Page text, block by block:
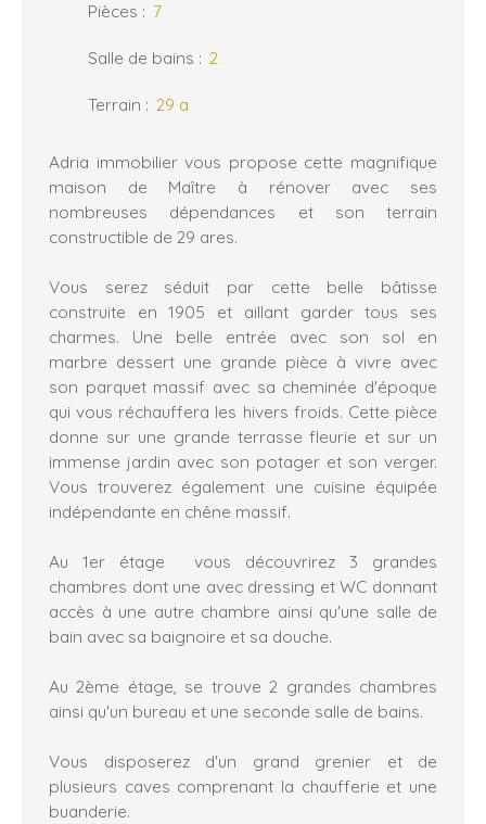
Pièces : 7
Salle de bains : 2
Terrain : 29 a
Adria immobilier vous propose cette magnifique
maison de Maître à rénover avec ses
nombreuses dépendances et son terrain
constructible de 29 ares.
Vous serez séduit par cette belle bâtisse
construite en 1905 et aillant garder tous ses
charmes. Une belle entrée avec son sol en
marbre dessert une grande pièce à vivre avec
son parquet massif avec sa cheminée d'époque
qui vous réchauffera les hivers froids. Cette pièce
donne sur une grande terrasse fleurie et sur un
immense jardin avec son potager et son verger.
Vous trouverez également une cuisine équipée
indépendante en chêne massif.
Au 1er étage vous découvrirez 3 grandes
chambres dont une avec dressing et WC donnant
accès à une autre chambre ainsi qu'une salle de
bain avec sa baignoire et sa douche.
Au 2ème étage, se trouve 2 grandes chambres
ainsi qu'un bureau et une seconde salle de bains.
Vous disposerez d'un grand grenier et de
plusieurs caves comprenant la chaufferie et une
buanderie.